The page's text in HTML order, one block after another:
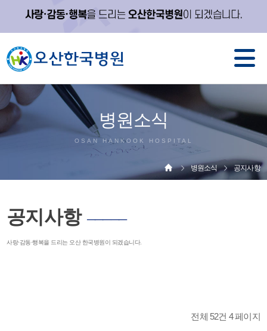
병원소식
OSAN HANKOOK HOSPITAL
병원소식 공지사항
공지사항 ─────
사랑·감동·행복을 드리는 오산 한국병원이 되겠습니다.
전체 52건 4 페이지